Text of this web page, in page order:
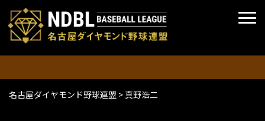
名古屋ダイヤモンド野球連盟 >真野浩二